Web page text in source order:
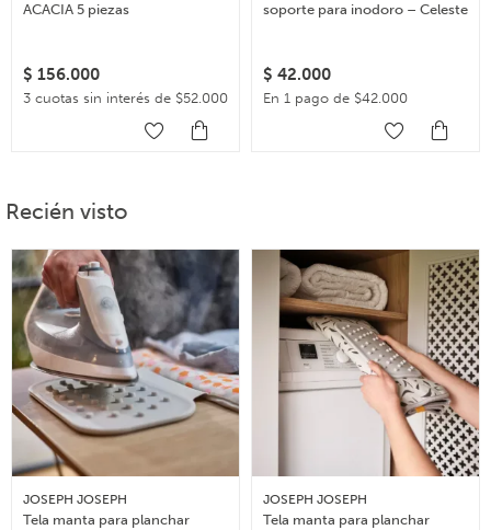
ACACIA 5 piezas
$ 156.000
3 cuotas sin interés de $52.000
soporte para inodoro – Celeste
$ 42.000
En 1 pago de $42.000
Recién visto
JOSEPH JOSEPH
Tela manta para planchar
JOSEPH JOSEPH
Tela manta para planchar